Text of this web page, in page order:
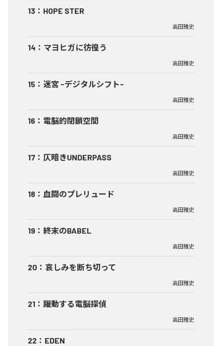
13 ： HOPE STER
高田雅史
14 ： マヨヒガに彷徨う
高田雅史
15 ： 迷宮 -デジタルシフト-
高田雅史
16 ： 電脳的閉鎖空間
高田雅史
17 ： 仄暗きUNDERPASS
高田雅史
18 ： 血闘のプレリュード
高田雅史
19 ： 終末のBABEL
高田雅史
20 ： 哀しみを断ち切って
高田雅史
21 ： 躍動する電脳探偵
高田雅史
22 ： EDEN